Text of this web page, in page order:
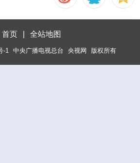
首页 全站地图
-1 中央广播电视总台 央视网 版权所有